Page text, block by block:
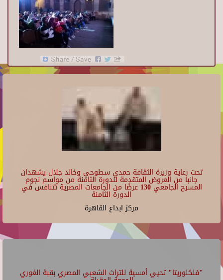
تحت رعاية وزيرة الثقافة حمدي سطوحي وخالد جلال يشهدان
جانبا من العروض المتقدمة للدورة الثامنة من مواسم نجوم
المسرح الجامعي 130 عرضًا من الجامعات المصرية تتنافس في
الدورة الثامنة
مركز ابداع القاهرة
"فلكلوريتا" تحيي أمسية للتراث الشعبي المصري بقبة الغوري